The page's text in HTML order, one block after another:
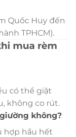
Quốc Huy đến
TPHCM).
mua rèm
có thể giặt
không co rút.
không?
hợp hầu hết